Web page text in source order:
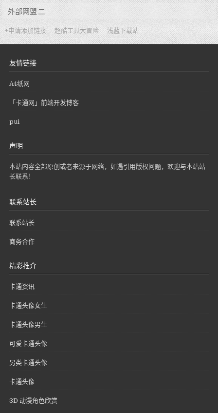
外部网盟 二
+申请添加链接 超酷工具大冒险 浅蓝下载站
友情链接
A4纸网
「卡通网」前端开发博客
pui
声明
本站内容全部原创或者来源于网络，如遇引用版权问题，欢迎与本站站
长联系！
联系站长
联系站长
商务合作
精彩推介
卡通资讯
卡通头像女生
卡通头像男生
可爱卡通头像
另类卡通头像
卡通头像
3D 动漫角色欣赏